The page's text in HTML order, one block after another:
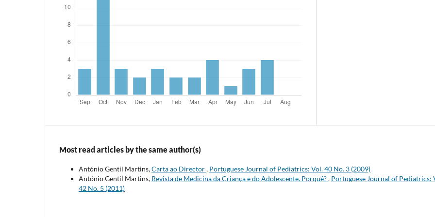
Most read articles by the same author(s)
António Gentil Martins,Carta ao Director, Portuguese Journal of Pediatrics: Vol. 40 No. 3 (2009)
António Gentil Martins, Revista de Medicina da Criança e do Adolescente. Porquê?, Portuguese Journal of Pediatrics:
42 No. 5 (2011)